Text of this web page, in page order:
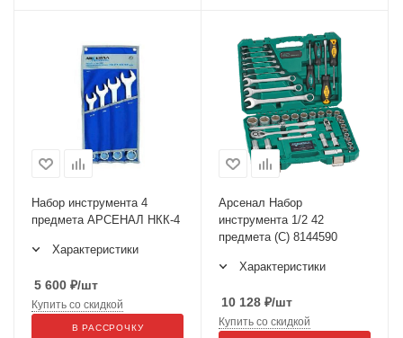
Набор инструмента 4
предмета АРСЕНАЛ НКК-4
Характеристики
5 600 ₽/шт
Купить со скидкой
В РАССРОЧКУ
Арсенал Набор
инструмента 1/2 42
предмета (С) 8144590
Характеристики
10 128 ₽/шт
Купить со скидкой